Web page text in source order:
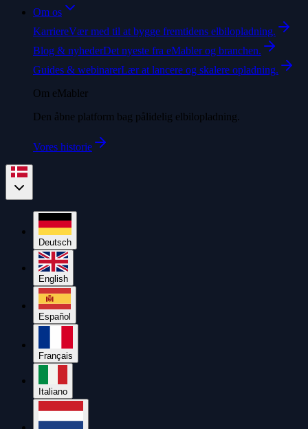
Om os
KarriereVær med til at bygge fremtidens elbilopladning.
Blog & nyhederDet nyeste fra eMabler og branchen.
Guides & webinarerLær at lancere og skalere opladning.
Om eMabler
Den åbne platform bag pålidelig elbilopladning.
Vores historie
Deutsch
English
Español
Français
Italiano